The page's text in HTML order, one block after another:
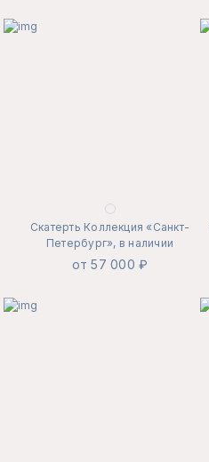
Скатерть Коллекция «Санкт-
Петербург», в наличии
от 57 000 ₽